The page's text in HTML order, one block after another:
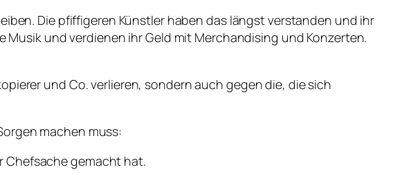
Die pfiffigeren Künstler haben das längst verstanden und ihr
und verdienen ihr Geld mit Merchandising und Konzerten.
und Co. verlieren, sondern auch gegen die, die sich
machen muss:
Chefsache gemacht hat.